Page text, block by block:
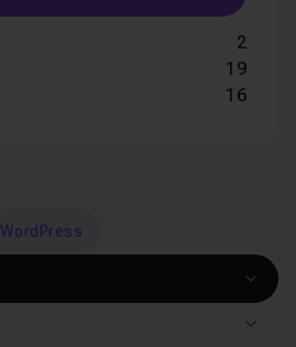
2
19
16
WordPress